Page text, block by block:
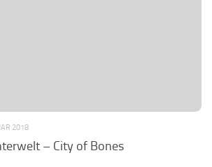
2018
– City of Bones